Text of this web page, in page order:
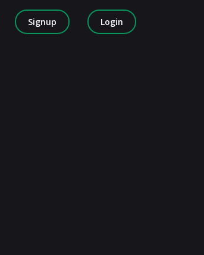
Signup Login